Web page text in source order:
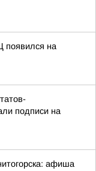
на
подписи на
афиша